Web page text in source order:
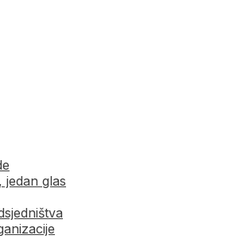
jedan glas